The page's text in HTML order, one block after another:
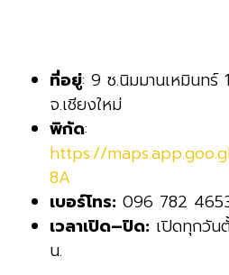
ที่อยู่: 9 ซ.นิมมานเหมินทร์
จ.เชียงใหม่
พิกัด:
https://
8A
เบอร์โทร: 096 782
เวลาเปิด–ปิด: เปิดทุกวั
น.